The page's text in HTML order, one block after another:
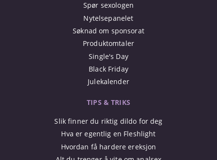
Spør sexologen
Nytelsepanelet
Søknad om sponsorat
Produktomtaler
Single's Day
Black Friday
Julekalender
TIPS & TRIKS
Slik finner du riktig dildo for deg
Hva er egentlig en Fleshlight
Hvordan få hardere ereksjon